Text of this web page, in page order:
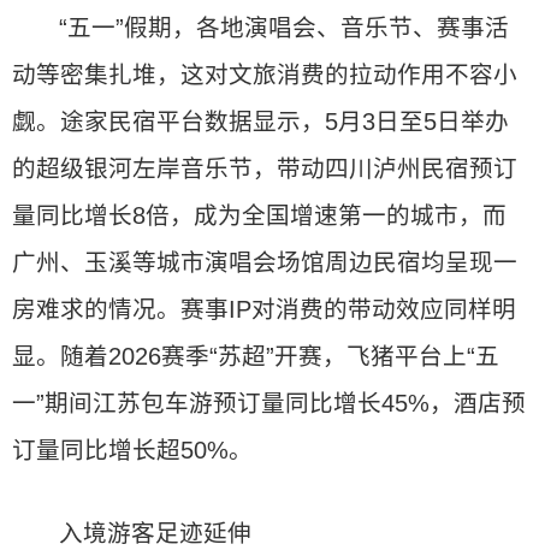
“五一”假期，各地演唱会、音乐节、赛事活
动等密集扎堆，这对文旅消费的拉动作用不容小
觑。途家民宿平台数据显示，5月3日至5日举办
的超级银河左岸音乐节，带动四川泸州民宿预订
量同比增长8倍，成为全国增速第一的城市，而
广州、玉溪等城市演唱会场馆周边民宿均呈现一
房难求的情况。赛事IP对消费的带动效应同样明
显。随着2026赛季“苏超”开赛，飞猪平台上“五
一”期间江苏包车游预订量同比增长45%，酒店预
订量同比增长超50%。
入境游客足迹延伸